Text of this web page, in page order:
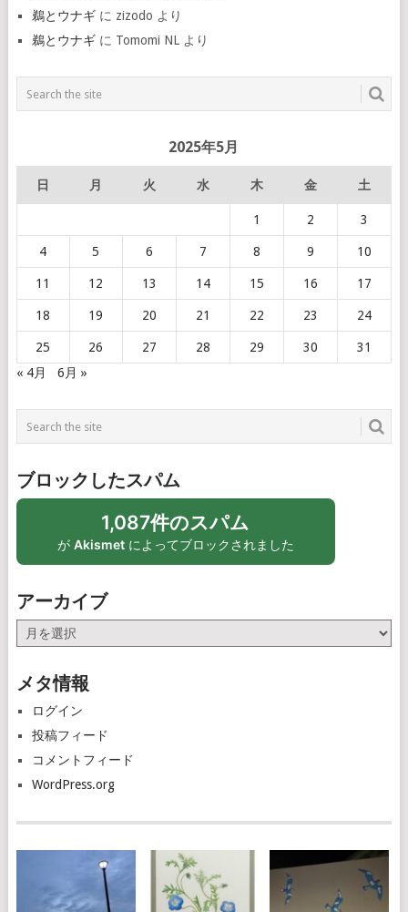
鵜とウナギに zizodo より
鵜とウナギに Tomomi NLより
2025年5月
日 月 火 水 木 金 土
1 2 3
4 5 6 7 8 9 10
11 12 13 14 15 16 17
18 19 20 21 22 23 24
25 26 27 28 29 30
31
« 4月
6月 »
ブロックしたスパム
1,087件のスパム
が Akismetによってブロックされました
アーカイブ
ー
イ
メタ情報
ログイン
投稿フィード
コメントフィード
WordPress.org